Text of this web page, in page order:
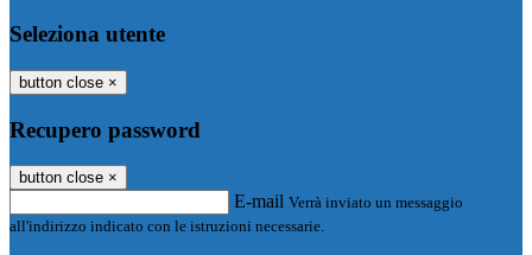
Seleziona utente
button close ×
Recupero password
button close ×
E-mail Verrà inviato un messaggio
all'indirizzo indicato con le istruzioni necessarie.